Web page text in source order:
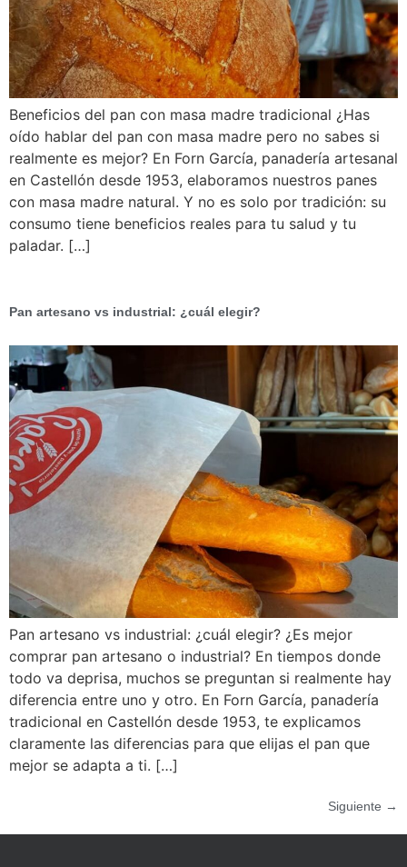
Beneficios del pan con masa madre tradicional ¿Has
oído hablar del pan con masa madre pero no sabes si
realmente es mejor? En Forn García, panadería artesanal
en Castellón desde 1953, elaboramos nuestros panes
con masa madre natural. Y no es solo por tradición: su
consumo tiene beneficios reales para tu salud y tu
paladar. […]
Pan artesano vs industrial: ¿cuál elegir?
Pan artesano vs industrial: ¿cuál elegir? ¿Es mejor
comprar pan artesano o industrial? En tiempos donde
todo va deprisa, muchos se preguntan si realmente hay
diferencia entre uno y otro. En Forn García, panadería
tradicional en Castellón desde 1953, te explicamos
claramente las diferencias para que elijas el pan que
mejor se adapta a ti. […]
Siguiente →